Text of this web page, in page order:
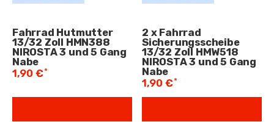
Fahrrad Hutmutter
13/32 Zoll HMN388
NIROSTA 3 und 5 Gang
Nabe
1,90 €*
2 x Fahrrad
Sicherungsscheibe
13/32 Zoll HMW518
NIROSTA 3 und 5 Gang
Nabe
1,90 €*